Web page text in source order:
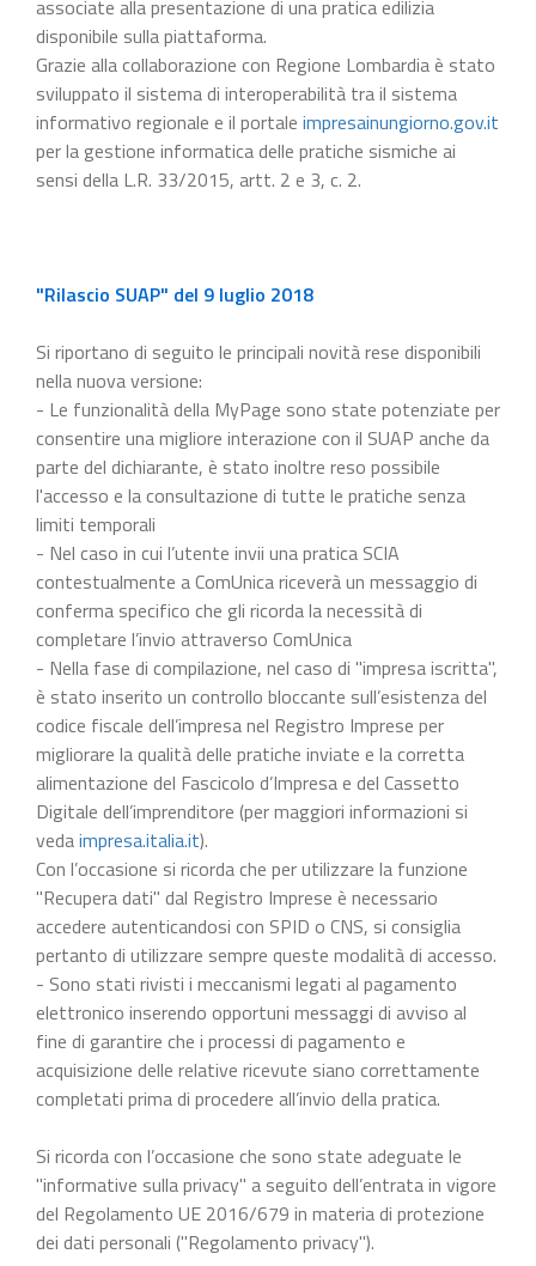
associate alla presentazione di una pratica edilizia
disponibile sulla piattaforma.
Grazie alla collaborazione con Regione Lombardia è stato
sviluppato il sistema di interoperabilità tra il sistema
informativo regionale e il portale impresainungiorno.gov.it
per la gestione informatica delle pratiche sismiche ai
sensi della L.R. 33/2015, artt. 2 e 3, c. 2.
"Rilascio SUAP" del 9 luglio 2018
Si riportano di seguito le principali novità rese disponibili
nella nuova versione:
- Le funzionalità della MyPage sono state potenziate per
consentire una migliore interazione con il SUAP anche da
parte del dichiarante, è stato inoltre reso possibile
l'accesso e la consultazione di tutte le pratiche senza
limiti temporali
- Nel caso in cui l’utente invii una pratica SCIA
contestualmente a ComUnica riceverà un messaggio di
conferma specifico che gli ricorda la necessità di
completare l’invio attraverso ComUnica
- Nella fase di compilazione, nel caso di "impresa iscritta",
è stato inserito un controllo bloccante sull’esistenza del
codice fiscale dell’impresa nel Registro Imprese per
migliorare la qualità delle pratiche inviate e la corretta
alimentazione del Fascicolo d’Impresa e del Cassetto
Digitale dell’imprenditore (per maggiori informazioni si
vedaimpresa.italia.it).
Con l’occasione si ricorda che per utilizzare la funzione
"Recupera dati" dal Registro Imprese è necessario
accedere autenticandosi con SPID o CNS, si consiglia
pertanto di utilizzare sempre queste modalità di accesso.
- Sono stati rivisti i meccanismi legati al pagamento
elettronico inserendo opportuni messaggi di avviso al
fine di garantire che i processi di pagamento e
acquisizione delle relative ricevute siano correttamente
completati prima di procedere all’invio della pratica.
Si ricorda con l’occasione che sono state adeguate le
"informative sulla privacy" a seguito dell’entrata in vigore
del Regolamento UE 2016/679 in materia di protezione
dei dati personali ("Regolamento privacy").